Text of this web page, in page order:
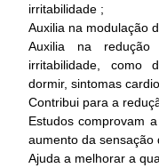
irritabilidade ;
Auxilia na modulação
Auxilia na
irritabilidade, como
dormir, sintomas
Contribui para a
Estudos comprovam
aumento da sensação
Ajuda a melhorar a